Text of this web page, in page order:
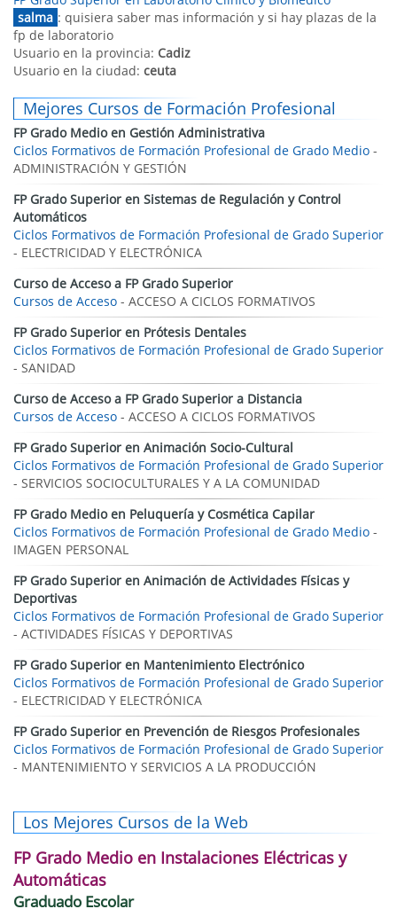
salma : quisiera saber mas información y si hay plazas de la
fp de laboratorio
Usuario en la provincia: Cadiz
Usuario en la ciudad: ceuta
Mejores Cursos de Formación Profesional
FP Grado Medio en Gestión Administrativa
Ciclos Formativos de Formación Profesional de Grado Medio -
ADMINISTRACIÓN Y GESTIÓN
FP Grado Superior en Sistemas de Regulación y Control
Automáticos
Ciclos Formativos de Formación Profesional de Grado Superior
- ELECTRICIDAD Y ELECTRÓNICA
Curso de Acceso a FP Grado Superior
Cursos de Acceso - ACCESO A CICLOS FORMATIVOS
FP Grado Superior en Prótesis Dentales
Ciclos Formativos de Formación Profesional de Grado Superior
- SANIDAD
Curso de Acceso a FP Grado Superior a Distancia
Cursos de Acceso - ACCESO A CICLOS FORMATIVOS
FP Grado Superior en Animación Socio-Cultural
Ciclos Formativos de Formación Profesional de Grado Superior
- SERVICIOS SOCIOCULTURALES Y A LA COMUNIDAD
FP Grado Medio en Peluquería y Cosmética Capilar
Ciclos Formativos de Formación Profesional de Grado Medio -
IMAGEN PERSONAL
FP Grado Superior en Animación de Actividades Físicas y
Deportivas
Ciclos Formativos de Formación Profesional de Grado Superior
- ACTIVIDADES FÍSICAS Y DEPORTIVAS
FP Grado Superior en Mantenimiento Electrónico
Ciclos Formativos de Formación Profesional de Grado Superior
- ELECTRICIDAD Y ELECTRÓNICA
FP Grado Superior en Prevención de Riesgos Profesionales
Ciclos Formativos de Formación Profesional de Grado Superior
- MANTENIMIENTO Y SERVICIOS A LA PRODUCCIÓN
Los Mejores Cursos de la Web
FP Grado Medio en Instalaciones Eléctricas y
Automáticas
Graduado Escolar